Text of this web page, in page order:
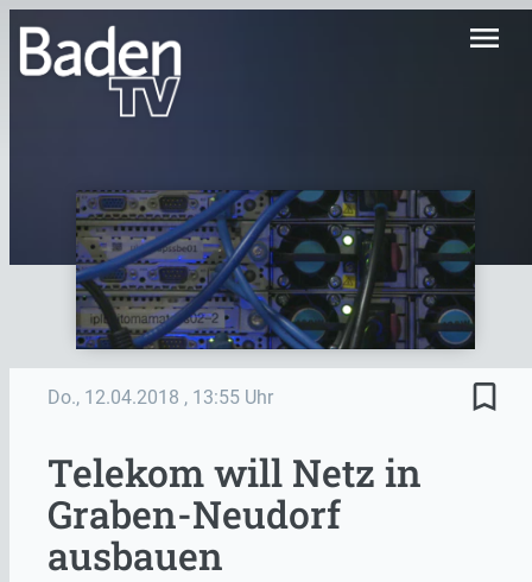
menu
Do., 12.04.2018 , 13:55 Uhr bookmark_border
Telekom will Netz in
Graben-Neudorf
ausbauen